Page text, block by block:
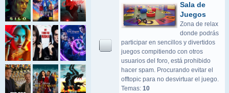
Sala de
Juegos
Zona de relax
donde podrás
participar en sencillos y divertidos
juegos compitiendo con otros
usuarios del foro, está prohibido
hacer spam. Procurando evitar el
offtopic para no desvirtuar el juego.
Temas: 10